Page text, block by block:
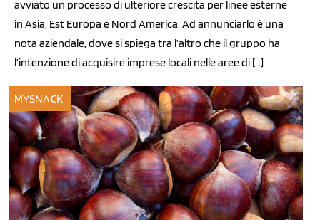
avviato un processo di ulteriore crescita per linee esterne
in Asia, Est Europa e Nord America. Ad annunciarlo è una
nota aziendale, dove si spiega tra l’altro che il gruppo ha
l’intenzione di acquisire imprese locali nelle aree di […]
MYSNACK